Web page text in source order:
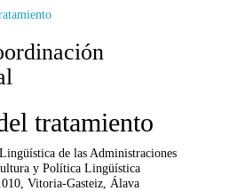
tratamiento
de las Administraciones
y Política Lingüística
Vitoria-Gasteiz Álava